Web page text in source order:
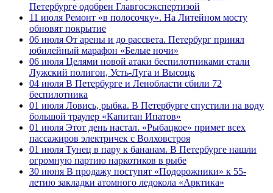
Петербурге одобрен Главгосэкспертизой
11 июля Ремонт «в полосочку». На Литейном мосту
обновят покрытие
06 июля От арены и до рассвета. Петербург принял
юбилейный марафон «Белые ночи»
06 июля Целями новой атаки беспилотниками стали
Лужский полигон, Усть-Луга и Высоцк
04 июля В Петербурге и Ленобласти сбили 72
беспилотника
01 июля Ловись, рыбка. В Петербурге спустили на воду
большой траулер «Капитан Ипатов»
01 июля Этот день настал. «Рыбацкое» примет всех
пассажиров электричек с Волховстроя
01 июля Тунец в пару к бананам. В Петербурге нашли
огромную партию наркотиков в рыбе
30 июня В продажу поступят «Подорожники» к 55-
летию закладки атомного ледокола «Арктика»